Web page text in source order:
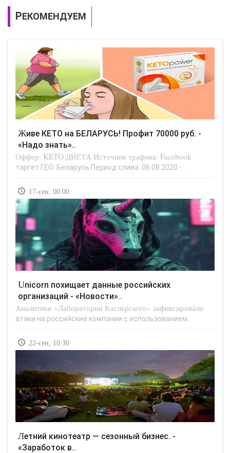
РЕКОМЕНДУЕМ
Живе КЕТО на БЕЛАРУСЬ! Профит 70000 руб. -
«Надо знать»..
Оффер: KETO ДИЕТА Источник трафика: Facebook
таргет ГЕО: Беларусь Период слива: 06.08.2020 -..
17-сен, 00:00
Unicorn похищает данные российских
организаций - «Новости»..
Аналитики «Лаборатории Касперского» зафиксировали
атаки на российские компании с использованием..
22-сен, 10:30
Летний кинотеатр — сезонный бизнес. -
«Заработок в..